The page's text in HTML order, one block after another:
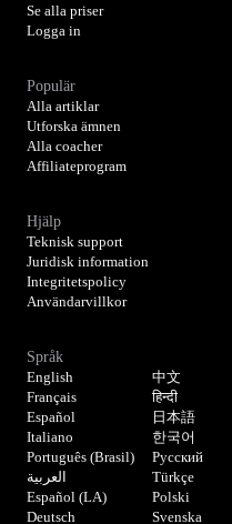
Se alla priser
Logga in
Populär
Alla artiklar
Utforska ämnen
Alla coacher
Affiliateprogram
Hjälp
Teknisk support
Juridisk information
Integritetspolicy
Användarvillkor
Språk
English
Français
Español
Italiano
Português (Brasil)
العربية
Español (LA)
Deutsch
中文
हिन्दी
日本語
한국어
Русский
Türkçe
Polski
Svenska